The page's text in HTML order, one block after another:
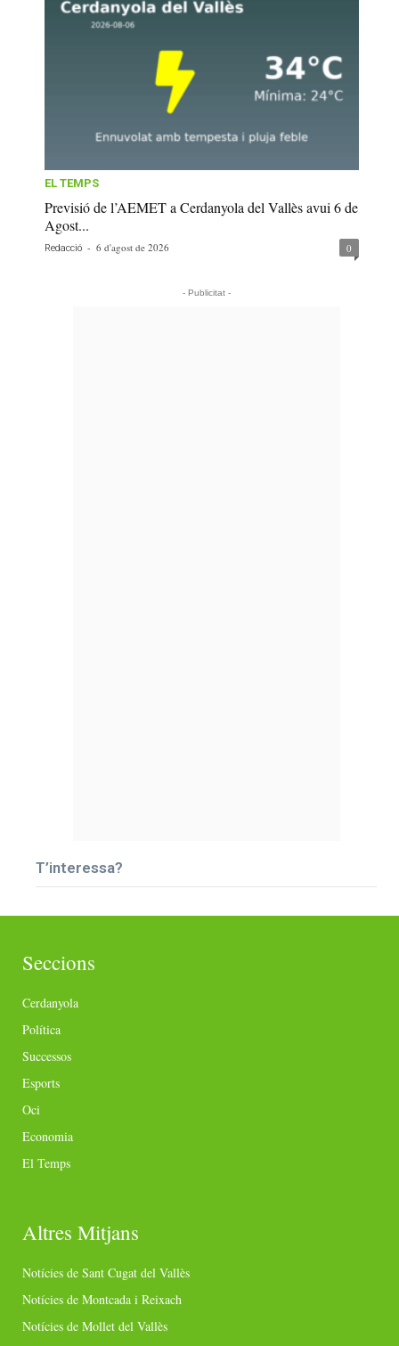
EL TEMPS
Previsió de l’AEMET a Cerdanyola del Vallès avui 6 de
Agost...
Redacció - 6 d'agost de 2026 0
- Publicitat -
T’interessa?
Seccions
Cerdanyola
Política
Successos
Esports
Oci
Economia
El Temps
Altres Mitjans
Notícies de Sant Cugat del Vallès
Notícies de Montcada i Reixach
Notícies de Mollet del Vallès